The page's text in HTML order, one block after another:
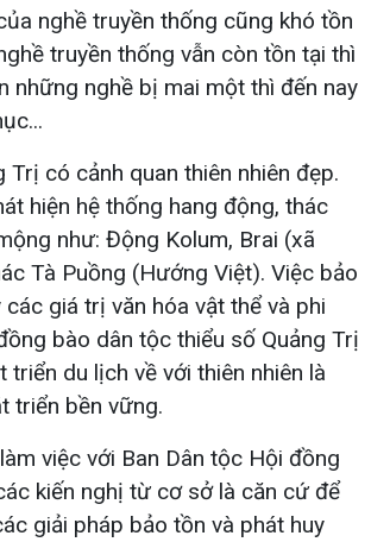
nghề truyền thống cũng khó tồn
truyền thống vẫn còn tồn tại thì
những nghề bị mai một thì đến nay
Trị có cảnh quan thiên nhiên đẹp.
hiện hệ thống hang động, thác
như: Động Kolum, Brai (xã
Tà Puồng (Hướng Việt). Việc bảo
giá trị văn hóa vật thể và phi
bào dân tộc thiểu số Quảng Trị
triển du lịch về với thiên nhiên là
triển bền vững.
việc với Ban Dân tộc Hội đồng
kiến nghị từ cơ sở là căn cứ để
giải pháp bảo tồn và phát huy